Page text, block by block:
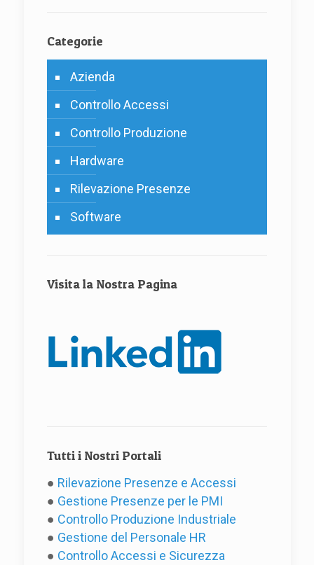
Categorie
Azienda
Controllo Accessi
Controllo Produzione
Hardware
Rilevazione Presenze
Software
Visita la Nostra Pagina
Tutti i Nostri Portali
● Rilevazione Presenze e Accessi
● Gestione Presenze per le PMI
● Controllo Produzione Industriale
● Gestione del Personale HR
● Controllo Accessi e Sicurezza